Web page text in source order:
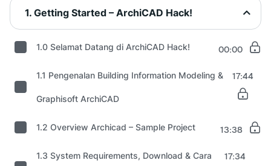
1. Getting Started – ArchiCAD Hack!
1.0 Selamat Datang di ArchiCAD Hack! 00:00
1.1 Pengenalan Building Information Modeling &
Graphisoft ArchiCAD
17:44
1.2 Overview Archicad – Sample Project 13:38
1.3 System Requirements, Download & Cara 17:34